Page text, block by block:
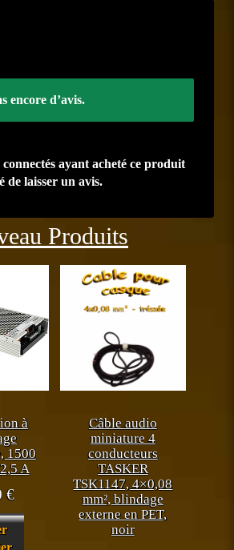
encore d’avis.
connectés ayant acheté ce produit
de laisser un avis.
Produits
à
1500
A
€
Câble audio
miniature 4
conducteurs
TASKER
TSK1147, 4×0,08
mm², blindage
externe en PET,
noir